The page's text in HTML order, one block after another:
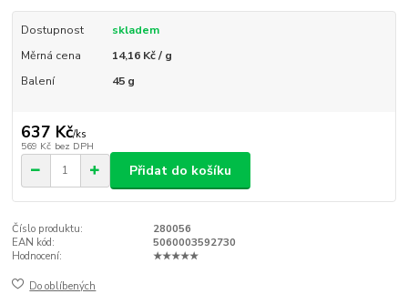
Dostupnost
skladem
Měrná cena
14,16 Kč / g
Balení
45 g
637 Kč/ks
569 Kč bez DPH
Přidat do košíku
Číslo produktu:
280056
EAN kód:
5060003592730
Hodnocení:
★★★★★
Do oblíbených